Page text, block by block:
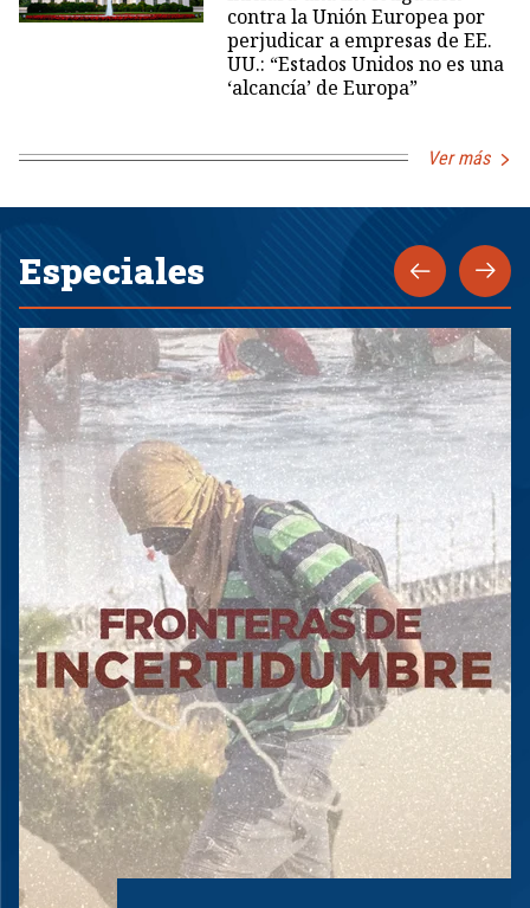
contra la Unión Europea por
perjudicar a empresas de EE.
UU.: “Estados Unidos no es una
‘alcancía’ de Europa”
Ver más
Especiales